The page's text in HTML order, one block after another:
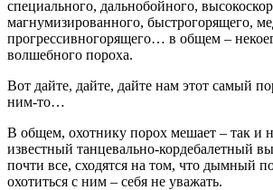
специального, дальнобойного,
магнумизированного, быстрогорящего,
прогрессивногорящего… в общем –
волшебного пороха.
Вот дайте, дайте, дайте нам этот самый
ним-то…
В общем, охотнику порох мешает – так и
известный танцевально-кордебалетный
почти все, сходятся на том, что дымный
охотиться с ним – себя не уважать.